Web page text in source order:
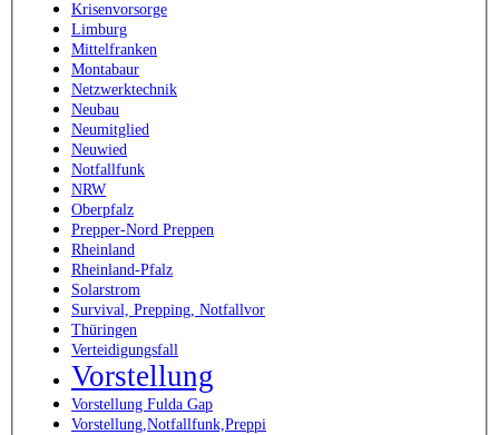
Krisenvorsorge
Limburg
Mittelfranken
Montabaur
Netzwerktechnik
Neubau
Neumitglied
Neuwied
Notfallfunk
NRW
Oberpfalz
Prepper-Nord Preppen
Rheinland
Rheinland-Pfalz
Solarstrom
Survival, Prepping, Notfallvor
Thüringen
Verteidigungsfall
Vorstellung
Vorstellung Fulda Gap
Vorstellung,Notfallfunk,Preppi